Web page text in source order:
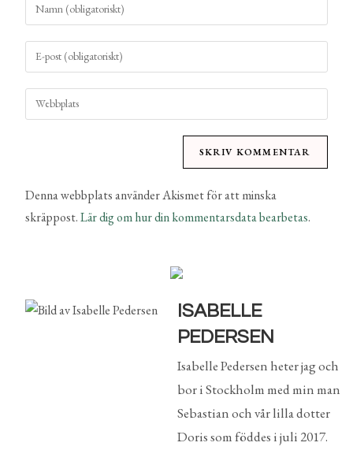
Denna webbplats använder Akismet för att minska
skräppost.Lär dig om hur din kommentarsdata bearbetas.
ISABELLE
PEDERSEN
Isabelle Pedersen heter jag och
bor i Stockholm med min man
Sebastian och vår lilla dotter
Doris som föddes i juli 2017.